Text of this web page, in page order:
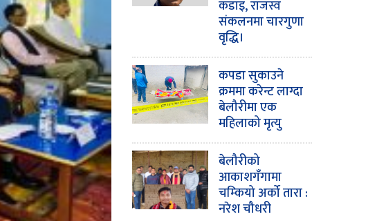
कडाइ, राजस्व
संकलनमा चारगुणा
वृद्धि।
कपडा सुकाउने
क्रममा करेन्ट लाग्दा
बेलौरीमा एक
महिलाको मृत्यु
बेलौरीको
आकाशगँगामा
चम्कियो अर्को तारा :
नरेश चौधरी